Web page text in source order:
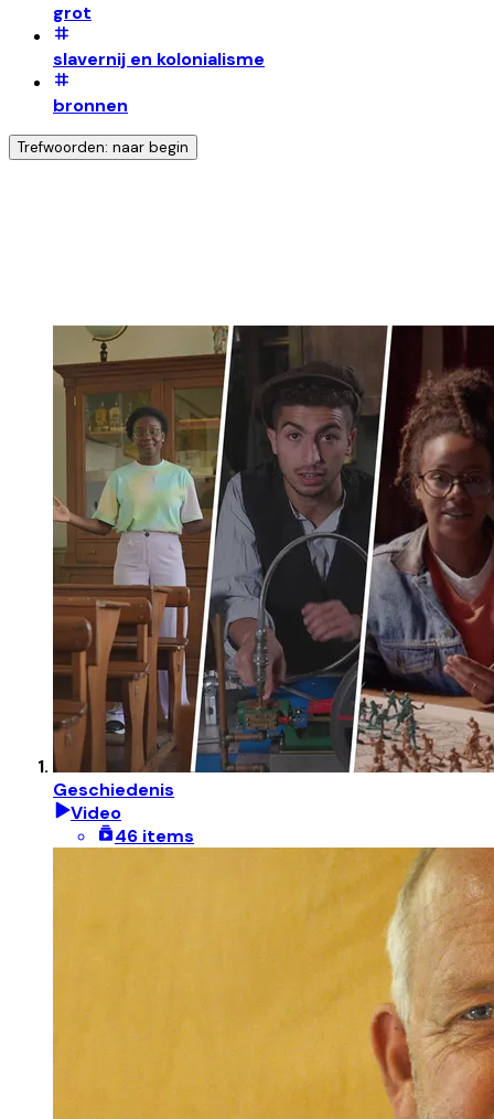
grot
slavernij en kolonialisme
bronnen
Trefwoorden: naar begin
Geschiedenis
Video
46 items